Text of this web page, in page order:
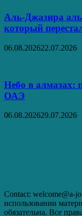
Аль‑Джазира
который
06.08.202622.07.2026
Небо в алмазах:
ОАЭ
06.08.202629.07.2026
Contact: welcome@a-
использовании
обязательна. Все